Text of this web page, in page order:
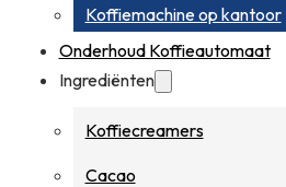
Koffiemachine op kantoor
Onderhoud Koffieautomaat
Ingrediënten
Koffiecreamers
Cacao